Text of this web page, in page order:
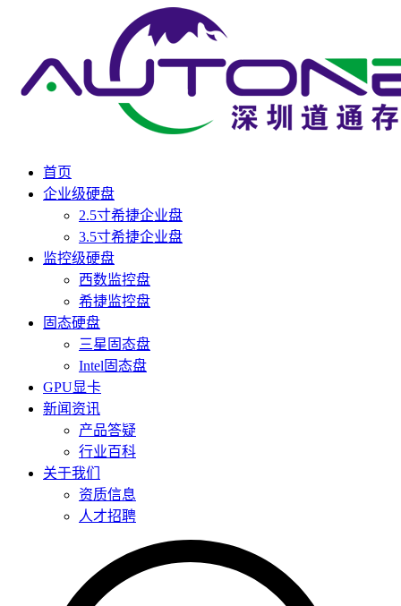
首页
企业级硬盘
2.5寸希捷企业盘
3.5寸希捷企业盘
监控级硬盘
西数监控盘
希捷监控盘
固态硬盘
三星固态盘
Intel固态盘
GPU显卡
新闻资讯
产品答疑
行业百科
关于我们
资质信息
人才招聘